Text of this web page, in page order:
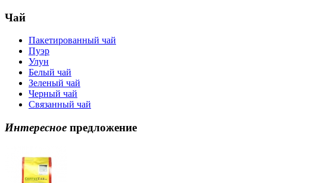
Чай
Пакетированный чай
Пуэр
Улун
Белый чай
Зеленый чай
Черный чай
Связанный чай
Интересное предложение